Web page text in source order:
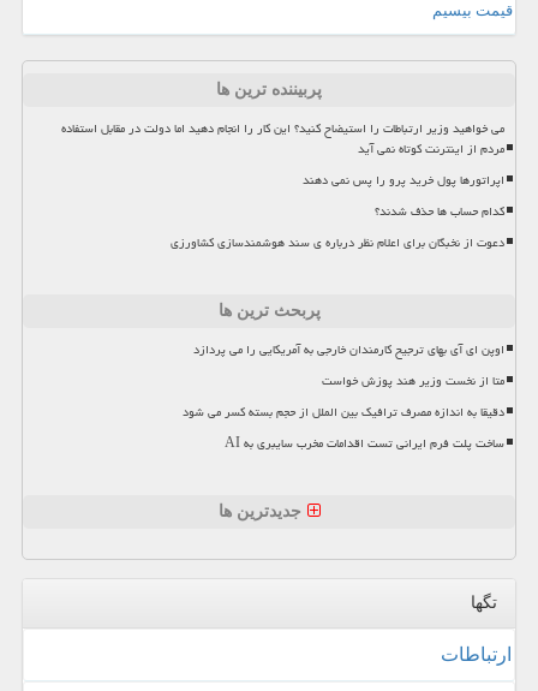
قیمت بیسیم
پربیننده ترین ها
می خواهید وزیر ارتباطات را استیضاح کنید؟ این کار را انجام دهید اما دولت در مقابل استفاده
مردم از اینترنت کوتاه نمی آید
اپراتورها پول خرید پرو را پس نمی دهند
کدام حساب ها حذف شدند؟
دعوت از نخبگان برای اعلام نظر درباره ی سند هوشمندسازی کشاورزی
پربحث ترین ها
اوپن ای آی بهای ترجیح کارمندان خارجی به آمریکایی را می پردازد
متا از نخست وزیر هند پوزش خواست
دقیقا به اندازه مصرف ترافیک بین الملل از حجم بسته کسر می شود
ساخت پلت فرم ایرانی تست اقدامات مخرب سایبری به AI
جدیدترین ها
تگها
ارتباطات